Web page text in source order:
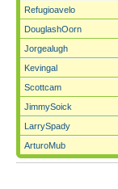
Refugioavelo
DouglashOorn
Jorgealugh
Kevingal
Scottcam
JimmySoick
LarrySpady
ArturoMub